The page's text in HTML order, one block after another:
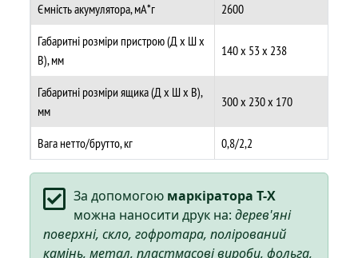
Ємність акумулятора, мА*г
2600
Габаритні розміри пристрою (Д х Ш х
В), мм
140 х 53 х 238
Габаритні розміри ящика (Д х Ш х В),
мм
300 х 230 х 170
Вага нетто/брутто, кг 0,8/2,2
За допомогою маркіратора T-X
можна наносити друк на: дерев'яні
поверхні, скло, гофротара, полірований
камінь, метал, пластмасові вироби, фольга,